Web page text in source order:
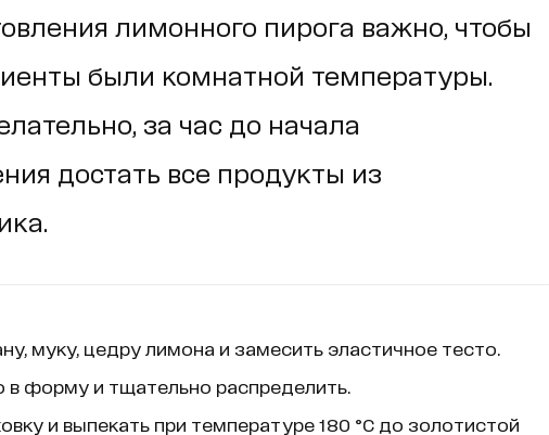
лимонного пирога важно, чтобы
были комнатной температуры.
за час до начала
достать все продукты из
муку, цедру лимона и замесить эластичное тесто.
форму и тщательно распределить.
и выпекать при температуре 180 °С до золотистой